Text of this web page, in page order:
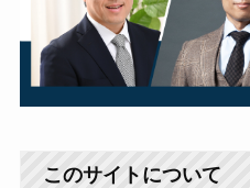
このサイトについて